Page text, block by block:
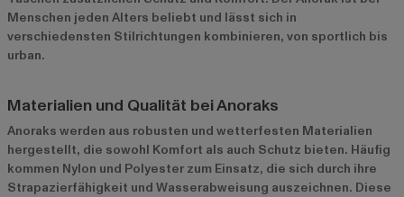
Menschen jeden Alters beliebt und lässt sich in
verschiedensten Stilrichtungen kombinieren, von sportlich bis
urban.
Materialien und Qualität bei Anoraks
Anoraks werden aus robusten und wetterfesten Materialien
hergestellt, die sowohl Komfort als auch Schutz bieten. Häufig
kommen Nylon und Polyester zum Einsatz, die sich durch ihre
Strapazierfähigkeit und Wasserabweisung auszeichnen. Diese